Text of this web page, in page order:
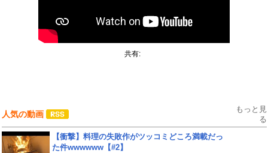
共有:
人気の動画
もっと見
る
【衝撃】料理の失敗作がツッコミどころ満載だっ
た件wwwwww【#2】